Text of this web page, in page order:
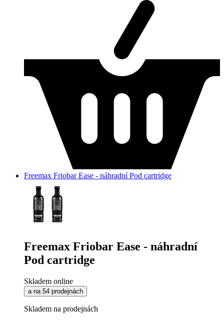
Freemax Friobar Ease - náhradní Pod cartridge
Freemax Friobar Ease - náhradní
Pod cartridge
Skladem online
a na 54 prodejnách
Skladem na prodejnách